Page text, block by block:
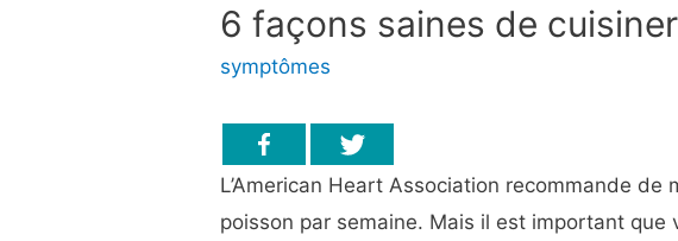
6 façons saines de
symptômes
L’American Heart Association recommande de
poisson par semaine. Mais il est important que